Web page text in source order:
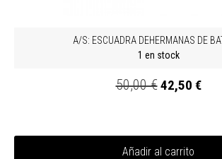
A/S: ESCUADRA DEHERMANAS DE
1 en stock
50,00 €42,50 €
Añadir al carrito